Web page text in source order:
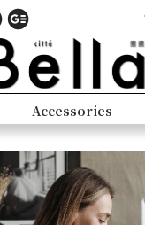
Accessories